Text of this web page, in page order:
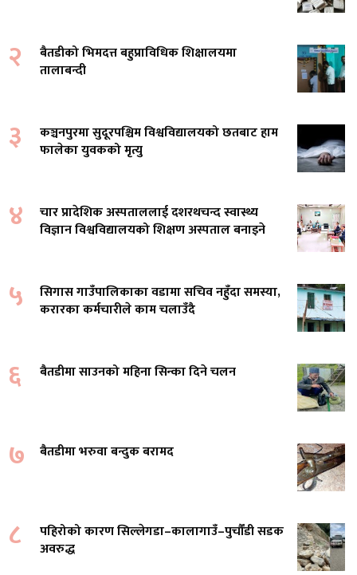
२
बैतडीको भिमदत्त बहुप्राविधिक शिक्षालयमा
तालाबन्दी
३
कञ्चनपुरमा सुदूरपश्चिम विश्वविद्यालयको छतबाट हाम
फालेका युवकको मृत्यु
४
चार प्रादेशिक अस्पताललाई दशरथचन्द स्वास्थ्य
विज्ञान विश्वविद्यालयको शिक्षण अस्पताल बनाइने
५
सिगास गाउँपालिकाका वडामा सचिव नहुँदा समस्या,
करारका कर्मचारीले काम चलाउँदै
६ बैतडीमा साउनको महिना सिन्का दिने चलन
७ बैतडीमा भरुवा बन्दुक बरामद
८
पहिरोको कारण सिल्लेगडा–कालागाउँ–पुर्चौंडी सडक
अवरुद्ध